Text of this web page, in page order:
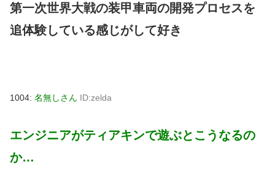
第一次世界大戦の装甲車両の開発プロセスを
追体験している感じがして好き
1004: 名無しさん ID:zelda
エンジニアがティアキンで遊ぶとこうなるの
か…